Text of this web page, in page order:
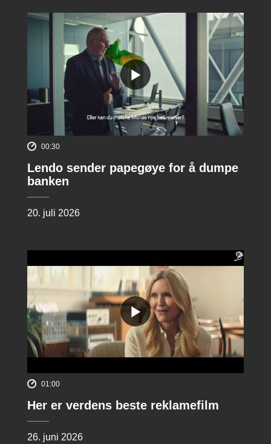
00:30
Lendo sender papegøye for å dumpe
banken
20. juli 2026
01:00
Her er verdens beste reklamefilm
26. juni 2026